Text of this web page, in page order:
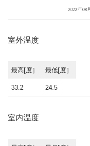
室外温度
最高[度］ 最低[度］
33.2 24.5
室内温度